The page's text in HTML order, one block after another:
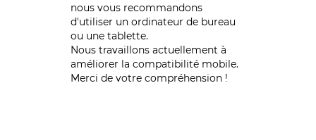
nous vous recommandons
d'utiliser un ordinateur de bureau
ou une tablette.
Nous travaillons actuellement à
améliorer la compatibilité mobile.
Merci de votre compréhension !